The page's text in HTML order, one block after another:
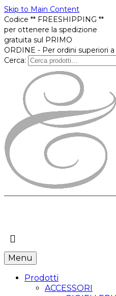
Skip to Main Content
Codice ** FREESHIPPING **
per ottenere la spedizione
gratuita sul PRIMO
ORDINE - Per ordini superiori
Cerca:
Menu
Prodotti
ACCESSORI